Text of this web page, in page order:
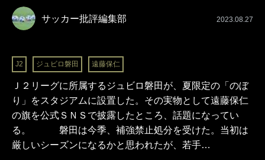
サッカー批評編集部 2023.08.27
J2 ジュビロ磐田 遠藤保仁
Ｊ２リーグに所属するジュビロ磐田が、夏限定の「のぼ
り」をスタジアムに設置した。その実物として遠藤保仁
の旗を公式ＳＮＳで披露したところ、話題になってい
る。 磐田は今季、補強禁止処分を受けた。当初は
厳しいシーズンになるかと思われたが、若手…